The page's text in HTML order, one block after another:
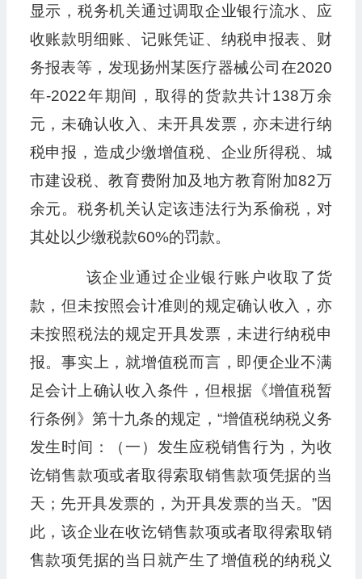
显示，税务机关通过调取企业银行流水、应
收账款明细账、记账凭证、纳税申报表、财
务报表等，发现扬州某医疗器械公司在2020
年-2022年期间，取得的货款共计138万余
元，未确认收入、未开具发票，亦未进行纳
税申报，造成少缴增值税、企业所得税、城
市建设税、教育费附加及地方教育附加82万
余元。税务机关认定该违法行为系偷税，对
其处以少缴税款60%的罚款。
该企业通过企业银行账户收取了货
款，但未按照会计准则的规定确认收入，亦
未按照税法的规定开具发票，未进行纳税申
报。事实上，就增值税而言，即便企业不满
足会计上确认收入条件，但根据《增值税暂
行条例》第十九条的规定，“增值税纳税义务
发生时间：（一）发生应税销售行为，为收
讫销售款项或者取得索取销售款项凭据的当
天；先开具发票的，为开具发票的当天。”因
此，该企业在收讫销售款项或者取得索取销
售款项凭据的当日就产生了增值税的纳税义